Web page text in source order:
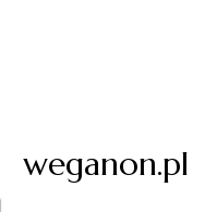
weganon.pl